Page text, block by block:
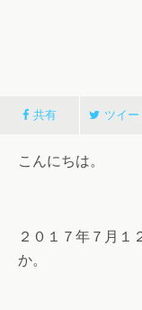
共有 ツイー
こんにちは。
２０１７年７月１
か。